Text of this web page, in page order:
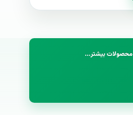
محصولات بیشتر...